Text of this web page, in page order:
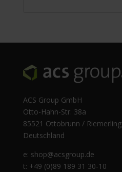
ACS Group GmbH
Otto-Hahn-Str. 38a
85521 Ottobrunn / Riemerling
Deutschland
e: shop@acsgroup.de
t: +49 (0)89 189 31 30-10